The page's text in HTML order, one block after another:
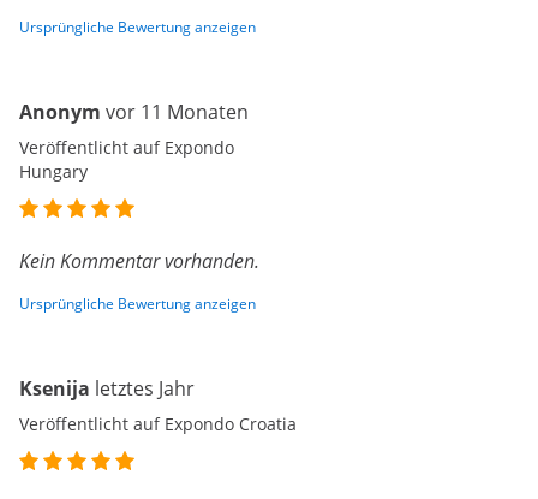
Ursprüngliche Bewertung anzeigen
Anonym vor 11 Monaten
Veröffentlicht auf Expondo
Hungary
Kein Kommentar vorhanden.
Ursprüngliche Bewertung anzeigen
Ksenija letztes Jahr
Veröffentlicht auf Expondo Croatia